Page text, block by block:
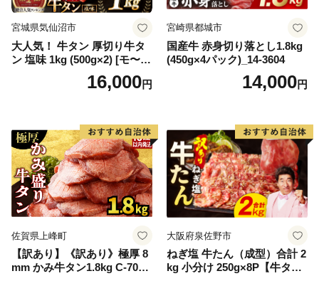
宮城県気仙沼市
大人気！ 牛タン 厚切り牛タ
ン 塩味 1kg (500g×2) [モ〜ラ
ンド 宮城県 気仙沼市 205646
60] 肉 牛肉 精肉 牛たん 牛タ
厚切り タン
16,000円
宮崎県都城市
国産牛 赤身切り落とし1.8kg
(450g×4パック)_14-3604
14,000円
佐賀県上峰町
【訳あり】《訳あり》極厚 8
mm かみ牛タン1.8kg C-709-
大阪府泉佐野市
ねぎ塩 牛たん（成型）合計 2
kg 小分け 250g×8P【牛タン